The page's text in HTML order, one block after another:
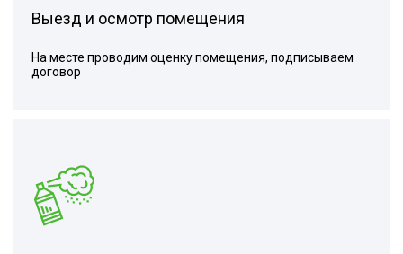
Выезд и осмотр помещения
На месте проводим оценку помещения, подписываем
договор